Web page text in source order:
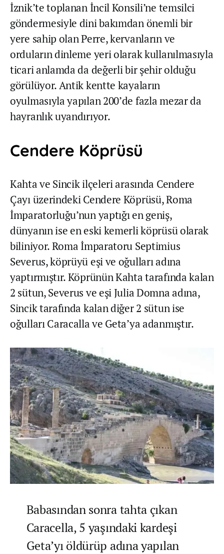
İznik’te toplanan İncil Konsili’ne temsilci
göndermesiyle dini bakımdan önemli bir
yere sahip olan Perre, kervanların ve
orduların dinleme yeri olarak kullanılmasıyla
ticari anlamda da değerli bir şehir olduğu
görülüyor. Antik kentte kayaların
oyulmasıyla yapılan 200’de fazla mezar da
hayranlık uyandırıyor.
Cendere Köprüsü
Kahta ve Sincik ilçeleri arasında Cendere
Çayı üzerindeki Cendere Köprüsü, Roma
İmparatorluğu’nun yaptığı en geniş,
dünyanın ise en eski kemerli köprüsü olarak
biliniyor. Roma İmparatoru Septimius
Severus, köprüyü eşi ve oğulları adına
yaptırmıştır. Köprünün Kahta tarafında kalan
2 sütun, Severus ve eşi Julia Domna adına,
Sincik tarafında kalan diğer 2 sütun ise
oğulları Caracalla ve Geta’ya adanmıştır.
Babasından sonra tahta çıkan
Caracella, 5 yaşındaki kardeşi
Geta’yı öldürüp adına yapılan